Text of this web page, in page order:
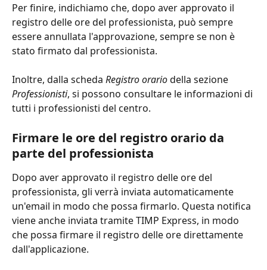
Per finire, indichiamo che, dopo aver approvato il
registro delle ore del professionista, può sempre
essere annullata l'approvazione, sempre se non è
stato firmato dal professionista.
Inoltre, dalla scheda Registro orario della sezione
Professionisti, si possono consultare le informazioni di
tutti i professionisti del centro.
Firmare le ore del registro orario da
parte del professionista
Dopo aver approvato il registro delle ore del
professionista, gli verrà inviata automaticamente
un'email in modo che possa firmarlo. Questa notifica
viene anche inviata tramite TIMP Express, in modo
che possa firmare il registro delle ore direttamente
dall'applicazione.